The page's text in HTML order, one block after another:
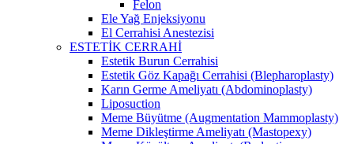
Felon
Ele Yağ Enjeksiyonu
El Cerrahisi Anestezisi
ESTETİK CERRAHİ
Estetik Burun Cerrahisi
Estetik Göz Kapağı Cerrahisi (Blepharoplasty)
Karın Germe Ameliyatı (Abdominoplasty)
Liposuction
Meme Büyütme (Augmentation Mammoplasty)
Meme Dikleştirme Ameliyatı (Mastopexy)